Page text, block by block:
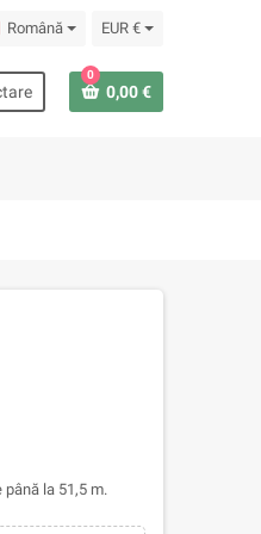
Română EUR €
0
0,00 €
la 51,5 m.